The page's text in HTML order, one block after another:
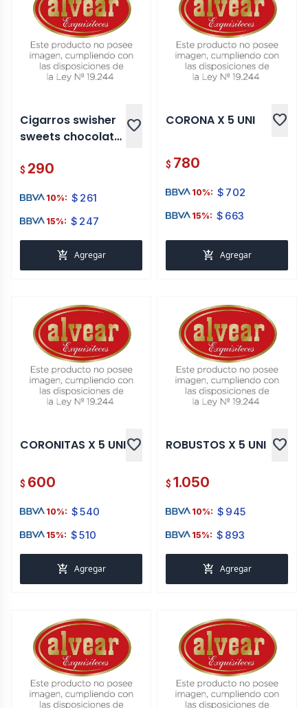
Cigarros swisher
sweets chocolate
favorite
$ 290
10%: $ 261
15%: $ 247
add_shopping_cart Agregar
CORONA X 5 UNI favorite
$ 780
10%: $ 702
15%: $ 663
add_shopping_cart Agregar
CORONITAS X 5 UNIfavorite
$ 600
10%: $540
15%: $510
add_shopping_cart Agregar
ROBUSTOS X 5 UNI favorite
$ 1.050
10%: $ 945
15%: $ 893
add_shopping_cart Agregar